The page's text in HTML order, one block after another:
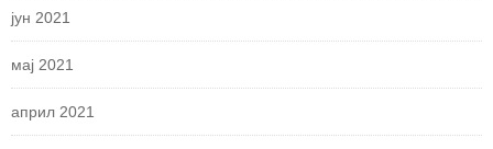
јун 2021
мај 2021
април 2021